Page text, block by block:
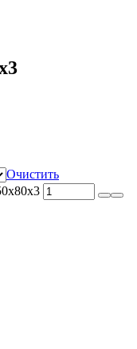
Очистить